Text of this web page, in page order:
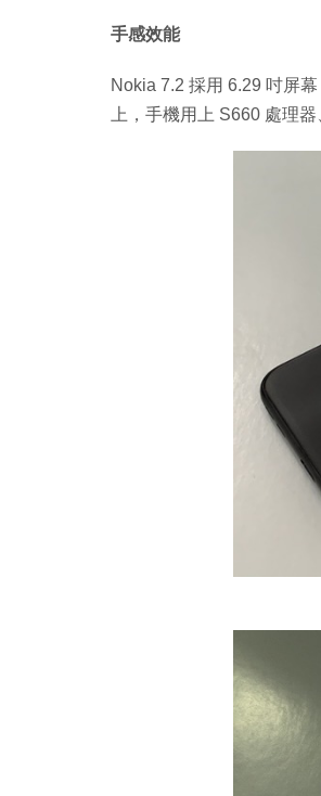
手感效能
Nokia 7.2 採用 6.29 吋屏
上，手機用上 S660 處理